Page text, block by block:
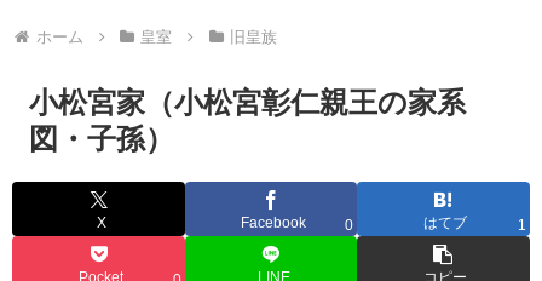
ホーム 皇室 旧皇族
小松宮家（小松宮彰仁親王の家系
図・子孫）
X Facebook 0 はてブ 1
Pocket LINE コピー